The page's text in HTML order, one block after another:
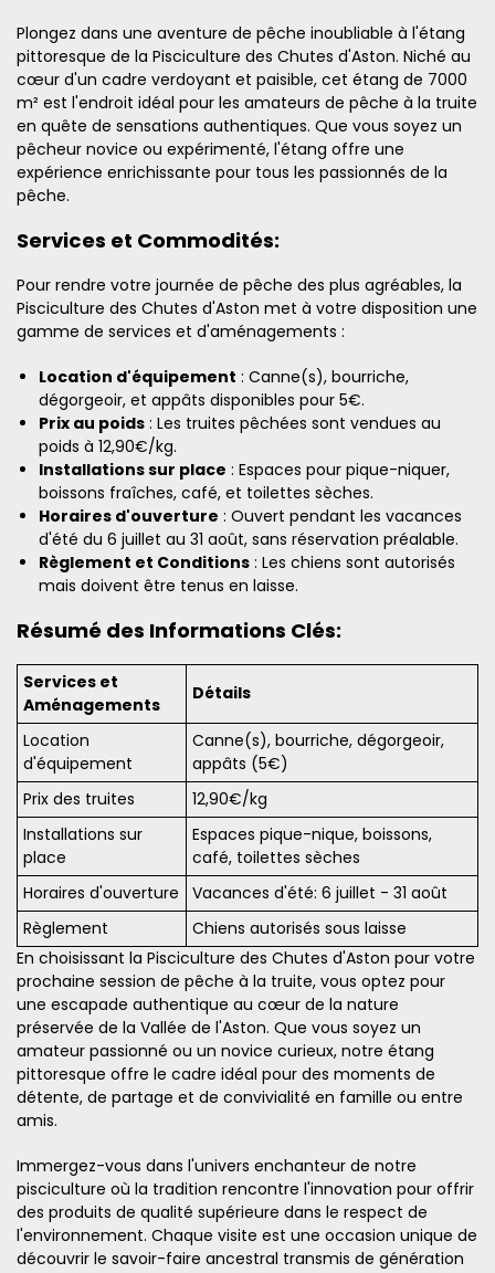
Plongez dans une aventure de pêche inoubliable à l'étang
pittoresque de la Pisciculture des Chutes d'Aston. Niché au
cœur d'un cadre verdoyant et paisible, cet étang de 7000
m² est l'endroit idéal pour les amateurs de pêche à la truite
en quête de sensations authentiques. Que vous soyez un
pêcheur novice ou expérimenté, l'étang offre une
expérience enrichissante pour tous les passionnés de la
pêche.
Services et Commodités:
Pour rendre votre journée de pêche des plus agréables, la
Pisciculture des Chutes d'Aston met à votre disposition une
gamme de services et d'aménagements :
Location d'équipement : Canne(s), bourriche,
dégorgeoir, et appâts disponibles pour 5€.
Prix au poids : Les truites pêchées sont vendues au
poids à 12,90€/kg.
Installations sur place : Espaces pour pique-niquer,
boissons fraîches, café, et toilettes sèches.
Horaires d'ouverture : Ouvert pendant les vacances
d'été du 6 juillet au 31 août, sans réservation préalable.
Règlement et Conditions : Les chiens sont autorisés
mais doivent être tenus en laisse.
Résumé des Informations Clés:
Services et
Aménagements
Détails
Location
d'équipement
Canne(s), bourriche, dégorgeoir,
appâts (5€)
Prix des truites
12,90€/kg
Installations sur
place
Espaces pique-nique, boissons,
café, toilettes sèches
Horaires d'ouverture
Vacances d'été: 6 juillet - 31 août
Règlement
Chiens autorisés sous laisse
En choisissant la Pisciculture des Chutes d'Aston pour votre
prochaine session de pêche à la truite, vous optez pour
une escapade authentique au cœur de la nature
préservée de la Vallée de l'Aston. Que vous soyez un
amateur passionné ou un novice curieux, notre étang
pittoresque offre le cadre idéal pour des moments de
détente, de partage et de convivialité en famille ou entre
amis.
Immergez-vous dans l'univers enchanteur de notre
pisciculture où la tradition rencontre l'innovation pour offrir
des produits de qualité supérieure dans le respect de
l'environnement. Chaque visite est une occasion unique de
découvrir le savoir-faire ancestral transmis de génération